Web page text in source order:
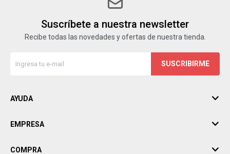
Suscríbete a nuestra newsletter
Recibe todas las novedades y ofertas de nuestra tienda.
SUSCRIBIRME
AYUDA
EMPRESA
COMPRA